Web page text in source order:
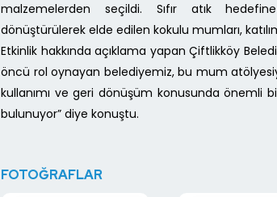
malzemelerden seçildi. Sıfır atık
dönüştürülerek elde edilen kokulu mumları,
Etkinlik hakkında açıklama yapan Çiftlikköy
öncü rol oynayan belediyemiz, bu mum
kullanımı ve geri dönüşüm konusunda önemli
bulunuyor” diye konuştu.
FOTOĞRAFLAR